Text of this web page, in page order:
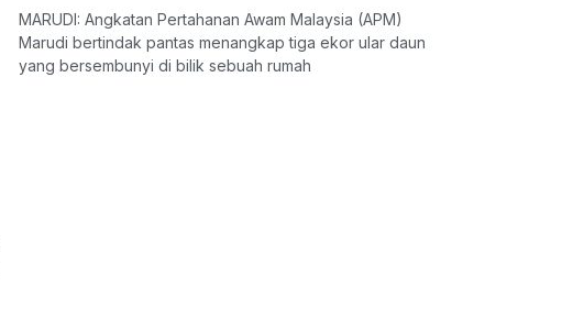
MARUDI: Angkatan Pertahanan Awam Malaysia (APM)
Marudi bertindak pantas menangkap tiga ekor ular daun
yang bersembunyi di bilik sebuah rumah